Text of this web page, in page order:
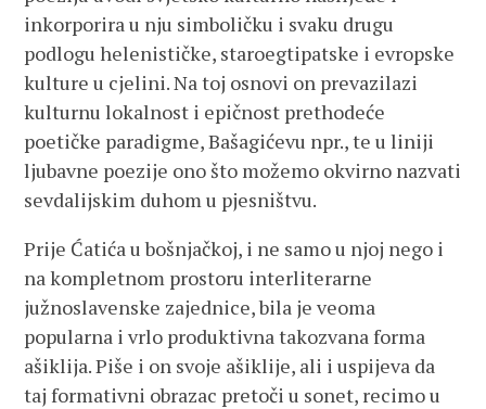
inkorporira u nju simboličku i svaku drugu
podlogu helenističke, staroegtipatske i evropske
kulture u cjelini. Na toj osnovi on prevazilazi
kulturnu lokalnost i epičnost prethodeće
poetičke paradigme, Bašagićevu npr., te u liniji
ljubavne poezije ono što možemo okvirno nazvati
sevdalijskim duhom u pjesništvu.
Prije Ćatića u bošnjačkoj, i ne samo u njoj nego i
na kompletnom prostoru interliterarne
južnoslavenske zajednice, bila je veoma
popularna i vrlo produktivna takozvana forma
ašiklija. Piše i on svoje ašiklije, ali i uspijeva da
taj formativni obrazac pretoči u sonet, recimo u